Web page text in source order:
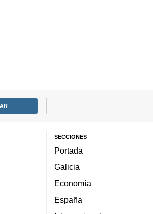
SECCIONES
Portada
Galicia
Economía
España